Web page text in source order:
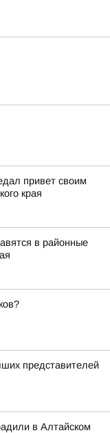
привет своим
края
в районные
представителей
в Алтайском